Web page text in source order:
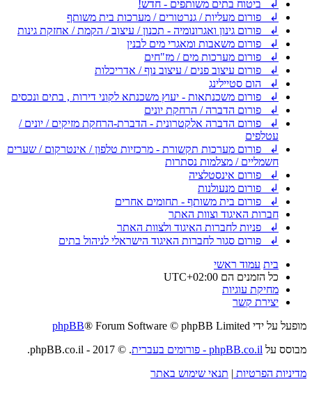
↲ ביטוח בתים משותפים - חדש!
↲ פורום מעליות / גנרטורים / מערכות בית משותף
↲ פורום גינון ואגרונומיה - תכנון / עיצוב / הקמת / אחזקת גינות
↲ פורום משאבות ומאגרי מים לבנין
↲ פורום מערכות מים / מז"חים
↲ פורום עיצוב פנים / עיצוב נוף / אדריכלות
↲ הום סטיילינג
↲ פורום משכנתאות - יעוץ משכנתא לקוני דירות , בתים ונכסים
↲ פורום הדברה / הרחקת יונים
↲ פורום הדברה אלקטרונית - הדברת-הרחקת מזיקים / יונים /
עטלפים
↲ פורום מערכות תקשורת - מרכזיות טלפון / אינטרקום / שערים
חשמליים / מצלמות נסתרות
↲ פורום אינסטלציה
↲ פורום מנעולנות
↲ פורום בית משותף - תחומים אחרים
חברות האיגוד וצוות האתר
↲ פניות לחברות האיגוד ולצוות האתר
↲ פורום סגור לחברות האיגוד הישראלי לניהול בתים
בית עמוד ראשי
כל הזמנים הם UTC+02:00
מחיקת עוגיות
יצירת קשר
מופעל על ידי
phpBB® Forum Software © phpBB Limited
מבוסס על phpBB.co.il - פורומים בעברית
. © 2017 - phpBB.co.il.
מדיניות הפרטיות | תנאי שימוש באתר